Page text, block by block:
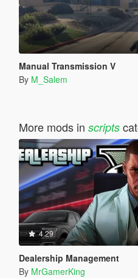
Manual Transmission V
By M_Salem
More mods in scripts
4.29
Dealership Management
By MrGamerKing